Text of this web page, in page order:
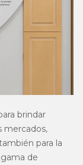
brindar
mercados,
para la
de